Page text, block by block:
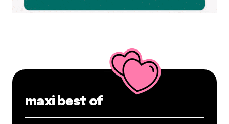
maxi best of